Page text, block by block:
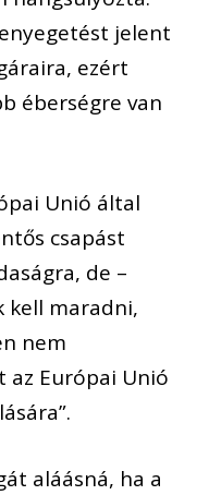
jelent
ezért
éberségre van
Unió által
csapást
de –
kell maradni,
nem
az Európai Unió
aláásná, ha a